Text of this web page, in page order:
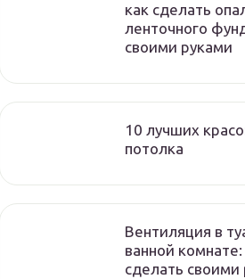
как сделать
ленточного
своими руками
10 лучших
потолка
Вентиляция в
ванной комнате:
сделать своими